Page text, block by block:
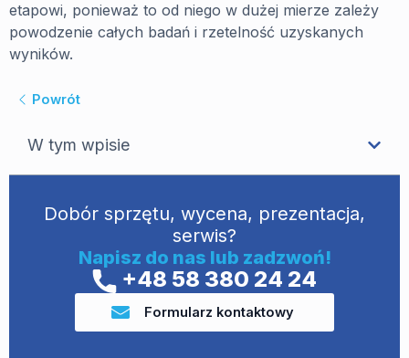
etapowi, ponieważ to od niego w dużej mierze zależy
powodzenie całych badań i rzetelność uzyskanych
wyników.
Powrót
W tym wpisie
Dobór sprzętu, wycena, prezentacja,
serwis?
Napisz do nas lub zadzwoń!
+48 58 380 24 24
Formularz kontaktowy